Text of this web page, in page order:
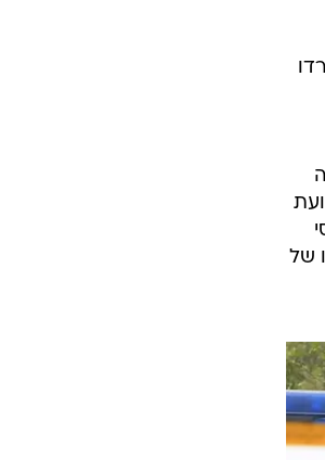
להדחתו של